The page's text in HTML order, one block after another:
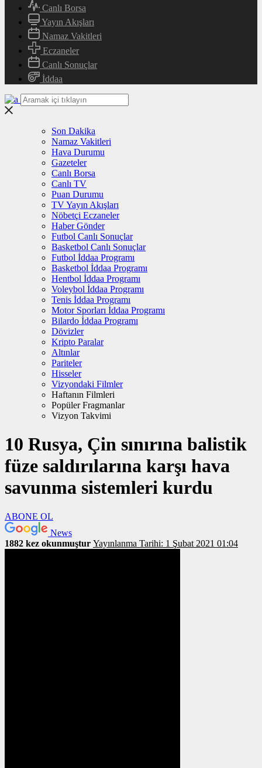
Canlı Borsa
Yayın Akışları
Namaz Vakitleri
Eczaneler
Canlı Sonuçlar
İddaa
Son Dakika
Namaz Vakitleri
Hava Durumu
Gazeteler
Canlı Borsa
Canlı TV
Puan Durumu
TV Yayın Akışları
Nöbetçi Eczaneler
Haber Gönder
Futbol Canlı Sonuçlar
Basketbol Canlı Sonuçlar
Futbol İddaa Programı
Basketbol İddaa Programı
Hentbol İddaa Programı
Voleybol İddaa Programı
Tenis İddaa Programı
Motor Sporları İddaa Programı
Bilardo İddaa Programı
Dövizler
Kripto Paralar
Altınlar
Pariteler
Hisseler
Vizyondaki Filmler
Haftanın Filmleri
Popüler Fragmanlar
Vizyon Takvimi
10 Rusya, Çin sınırına balistik
füze saldırılarına karşı hava
savunma sistemleri kurdu
ABONE OL
News
1882 kez okunmuştur Yayınlanma Tarihi: 1 Şubat 2021 01:04